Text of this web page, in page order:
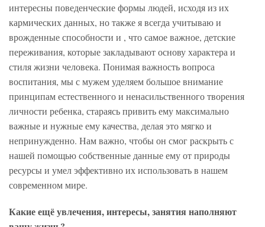
интересны поведенческие формы людей, исходя из их
кармических данных, но также я всегда учитываю и
врожденные способности и , что самое важное, детские
переживания, которые закладывают основу характера и
стиля жизни человека. Понимая важность вопроса
воспитания, мы с мужем уделяем большое внимание
принципам естественного и ненасильственного творения
личности ребенка, стараясь привить ему максимально
важные и нужные ему качества, делая это мягко и
непринужденно. Нам важно, чтобы он смог раскрыть с
нашей помощью собственные данные ему от природы
ресурсы и умел эффективно их использовать в нашем
современном мире.
Какие ещё увлечения, интересы, занятия наполняют